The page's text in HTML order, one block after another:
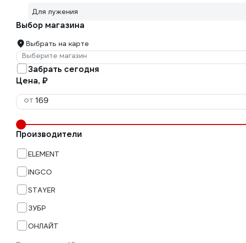
Для лужения
Выбор магазина
Выбрать на карте
Выберите магазин
Забрать сегодня
Цена, ₽
от
Производители
ELEMENT
INGCO
STAYER
ЗУБР
ОНЛАЙТ